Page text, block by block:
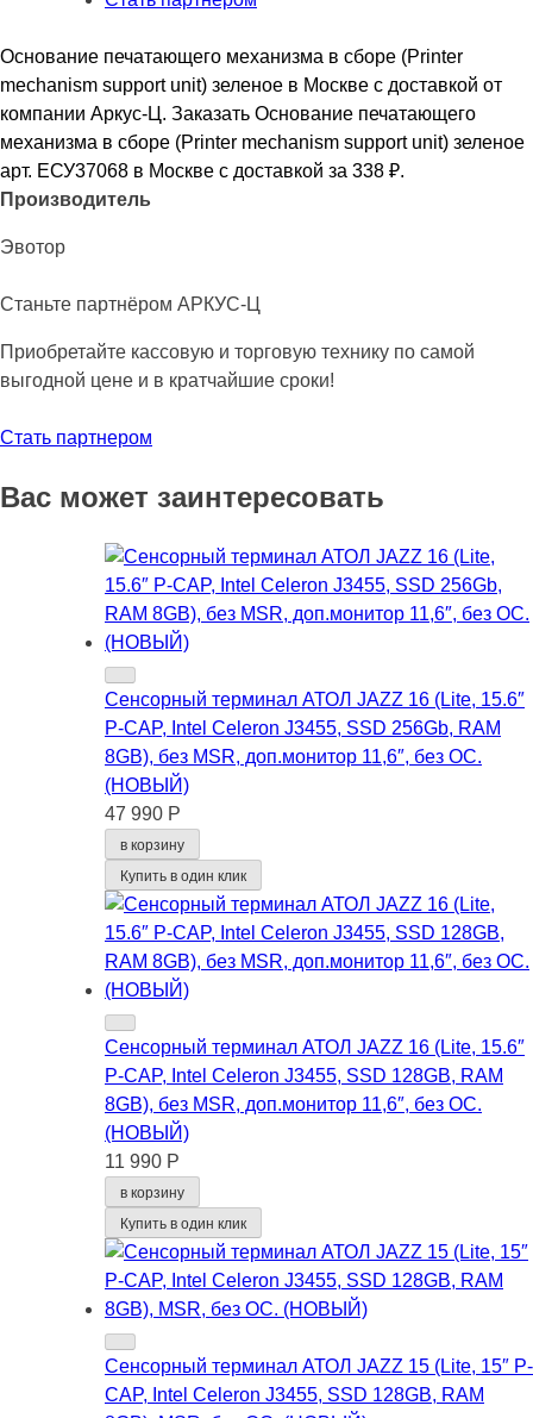
Основание печатающего механизма в сборе (Printer
mechanism support unit) зеленое в Москве с доставкой от
компании Аркус-Ц. Заказать Основание печатающего
механизма в сборе (Printer mechanism support unit) зеленое
арт. ЕСУ37068 в Москве с доставкой за 338 ₽.
Производитель
Эвотор
Станьте партнёром АРКУС-Ц
Приобретайте кассовую и торговую технику по самой
выгодной цене и в кратчайшие сроки!
Стать партнером
Вас может заинтересовать
Сенсорный терминал АТОЛ JAZZ 16 (Lite, 15.6″
P-CAP, Intel Celeron J3455, SSD 256Gb, RAM
8GB), без MSR, доп.монитор 11,6″, без ОС.
(НОВЫЙ)
47 990 Р
в корзину
Купить в один клик
Сенсорный терминал АТОЛ JAZZ 16 (Lite, 15.6″
P-CAP, Intel Celeron J3455, SSD 128GB, RAM
8GB), без MSR, доп.монитор 11,6″, без ОС.
(НОВЫЙ)
11 990 Р
в корзину
Купить в один клик
Сенсорный терминал АТОЛ JAZZ 15 (Lite, 15″ P-
CAP, Intel Celeron J3455, SSD 128GB, RAM